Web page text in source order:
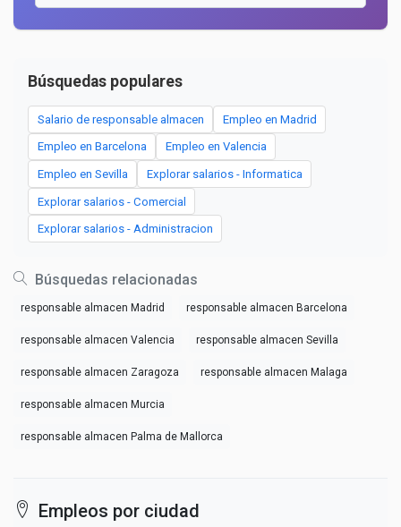
Búsquedas populares
Salario de responsable almacen Empleo en Madrid
Empleo en Barcelona Empleo en Valencia
Empleo en Sevilla Explorar salarios - Informatica
Explorar salarios - Comercial
Explorar salarios - Administracion
Búsquedas relacionadas
responsable almacen Madrid responsable almacen Barcelona
responsable almacen Valencia responsable almacen Sevilla
responsable almacen Zaragoza responsable almacen Malaga
responsable almacen Murcia
responsable almacen Palma de Mallorca
Empleos por ciudad